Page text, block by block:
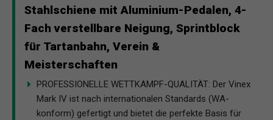
Stahlschiene mit Aluminium-Pedalen, 4-
Fach verstellbare Neigung, Sprintblock
für Tartanbahn, Verein &
Meisterschaften
PROFESSIONELLE WETTKAMPF-QUALITÄT: Der Vinex
Mark IV ist nach internationalen Standards (WA-
konform) gefertigt und bietet die perfekte Basis für